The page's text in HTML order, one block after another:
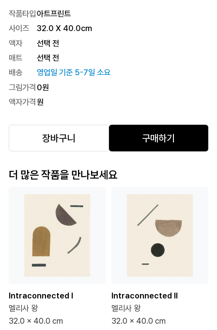
작품타입아트프린트
사이즈
32.0 X 40.0cm
액자
선택 전
매트
선택 전
배송
영업일 기준 5-7일 소요
그림가격 0원
액자가격원
장바구니 구매하기
더 많은 작품을 만나보세요
Intraconnected I
멜리사 왕
32.0 x 40.0 cm
Intraconnected II
멜리사 왕
32.0 x 40.0 cm